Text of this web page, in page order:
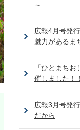
～
広報4月号発
魅力があるま
「ひとまち
催しました！！
広報3月号発
だから